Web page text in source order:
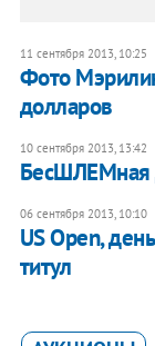
11 сентября 2013, 10:25
Фото
долларов
10 сентября 2013, 13:42
БесШЛЕМная
06 сентября 2013, 10:10
​US Open,
титул